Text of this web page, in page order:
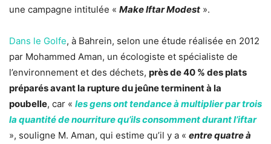
une campagne intitulée « Make Iftar Modest ».
Dans le Golfe, à Bahrein, selon une étude réalisée en 2012
par Mohammed Aman, un écologiste et spécialiste de
l’environnement et des déchets, près de 40 % des plats
préparés avant la rupture du jeûne terminent à la
poubelle, car « les gens ont tendance à multiplier par trois
la quantité de nourriture qu’ils consomment durant l’iftar
», souligne M. Aman, qui estime qu’il y a « entre quatre à